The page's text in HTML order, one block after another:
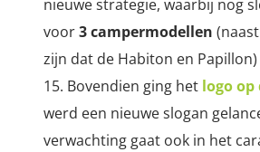
nieuwe strategie, waarbij nog
voor3 campermodellen
zijn dat de Habiton en
15. Bovendien ging het logo op
werd een nieuwe slogan
verwachting gaat ook in het